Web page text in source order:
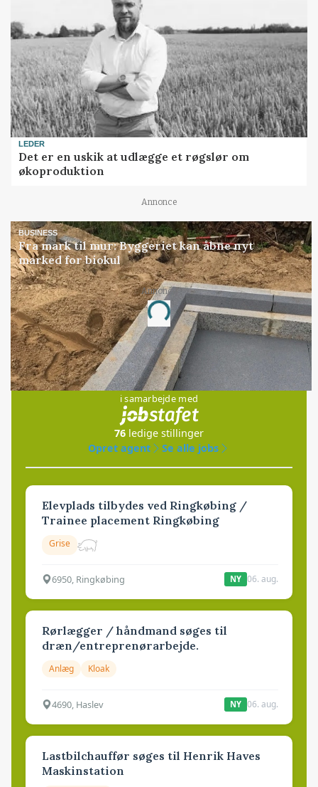
LEDER
Det er en uskik at udlægge et røgslør om
økoproduktion
Annonce
BUSINESS
Fra mark til mur: Byggeriet kan åbne nyt
marked for biokul
Annonce
Loading...
Jobs
i samarbejde med
76 ledige stillinger
Opret agent
Se alle jobs
Elevplads tilbydes ved Ringkøbing /
Trainee placement Ringkøbing
Grise
6950, Ringkøbing NY 06. aug.
Rørlægger / håndmand søges til
dræn/entreprenørarbejde.
Anlæg Kloak
4690, Haslev NY 06. aug.
Lastbilchauffør søges til Henrik Haves
Maskinstation